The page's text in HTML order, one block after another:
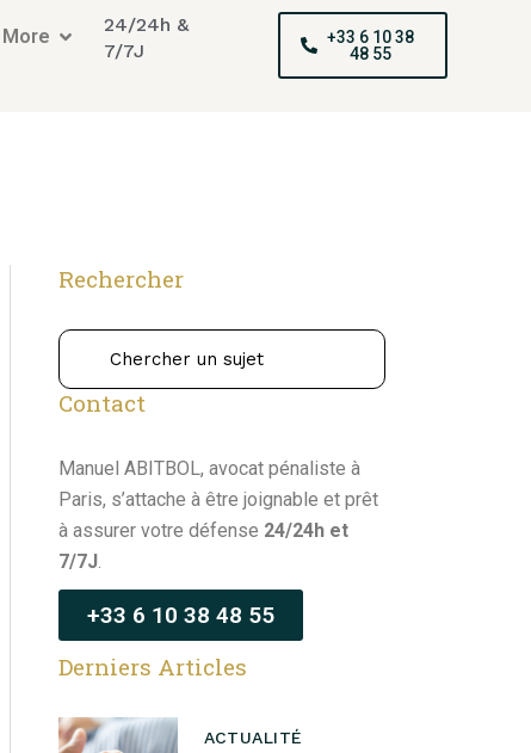
More
24/24h &
7/7J
+33 6 10 38
48 55
Rechercher
Contact
Manuel ABITBOL, avocat pénaliste à
Paris, s’attache à être joignable et prêt
à assurer votre défense 24/24h et
7/7J.
+33 6 10 38 48 55
Derniers Articles
ACTUALITÉ